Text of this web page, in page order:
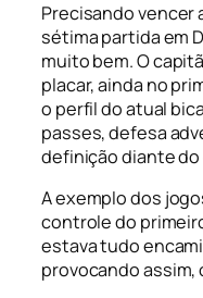
Precisando vencer
sétima partida em
muito bem. O
placar, ainda no
o perfil do atual
passes, defesa
definição diante do
A exemplo dos
controle do
estava tudo
provocando assim,